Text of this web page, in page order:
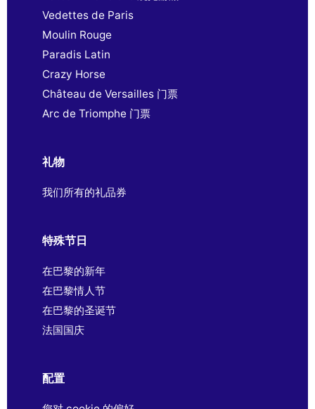
Vedettes de Paris
Moulin Rouge
Paradis Latin
Crazy Horse
Château de Versailles 门票
Arc de Triomphe 门票
礼物
我们所有的礼品券
特殊节日
在巴黎的新年
在巴黎情人节
在巴黎的圣诞节
法国国庆
配置